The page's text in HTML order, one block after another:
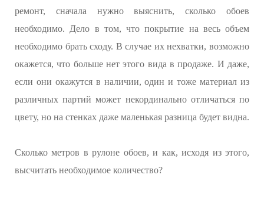
ремонт, сначала нужно выяснить, сколько обоев
необходимо. Дело в том, что покрытие на весь объем
необходимо брать сходу. В случае их нехватки, возможно
окажется, что больше нет этого вида в продаже. И даже,
если они окажутся в наличии, один и тоже материал из
различных партий может некординально отличаться по
цвету, но на стенках даже маленькая разница будет видна.
Сколько метров в рулоне обоев, и как, исходя из этого,
высчитать необходимое количество?